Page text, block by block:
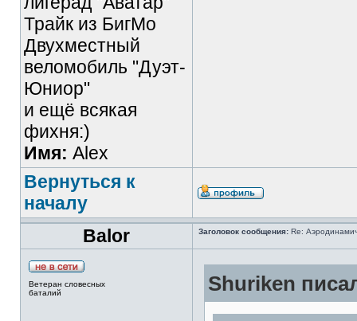
Трайк из БигМо
Двухместный
веломобиль "Дуэт-
Юниор"
и ещё всякая
фихня:)
Имя: Alex
Вернуться к
началу
Balor
Заголовок сообщения: Re:
Ветеран словесных
баталий
Shuriken